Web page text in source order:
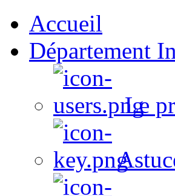
Accueil
Département
Le